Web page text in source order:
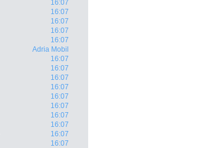
16:07
16:07
16:07
16:07
16:07
Adria Mobil
16:07
16:07
16:07
16:07
16:07
16:07
16:07
16:07
16:07
16:07